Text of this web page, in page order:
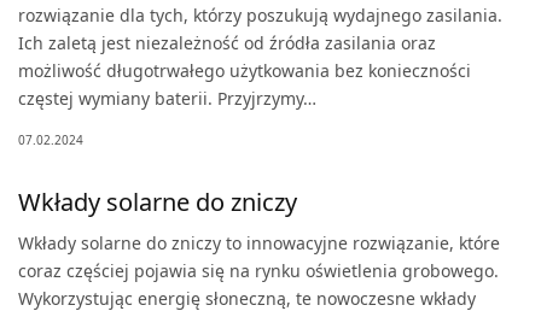
rozwiązanie dla tych, którzy poszukują wydajnego zasilania.
Ich zaletą jest niezależność od źródła zasilania oraz
możliwość długotrwałego użytkowania bez konieczności
częstej wymiany baterii. Przyjrzymy…
07.02.2024
Wkłady solarne do zniczy
Wkłady solarne do zniczy to innowacyjne rozwiązanie, które
coraz częściej pojawia się na rynku oświetlenia grobowego.
Wykorzystując energię słoneczną, te nowoczesne wkłady